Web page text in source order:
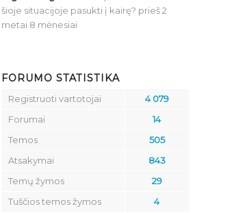
šioje situacijoje pasukti į kairę? prieš 2
metai 8 mėnesiai
FORUMO STATISTIKA
Registruoti vartotojai
4 079
Forumai
14
Temos
505
Atsakymai
843
Temų žymos
29
Tuščios temos žymos
4